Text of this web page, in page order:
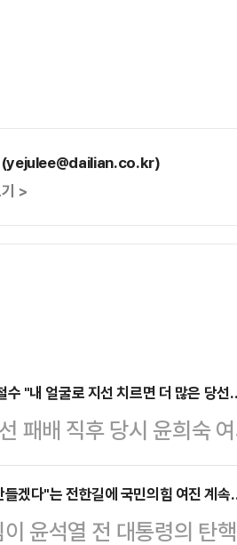
(yejulee@dailian.co.kr)
>
수 "내 얼굴로 지선 치르면 더 많은 당
패배 직후 당시 윤희숙
어느 하나도 해당되지 않
철수 당대표 후보에게 '반
지를 묻자 단호한 목소리
들겠다"는 전한길에 국민의힘 여진 계
윤석열 전 대통령의 탄